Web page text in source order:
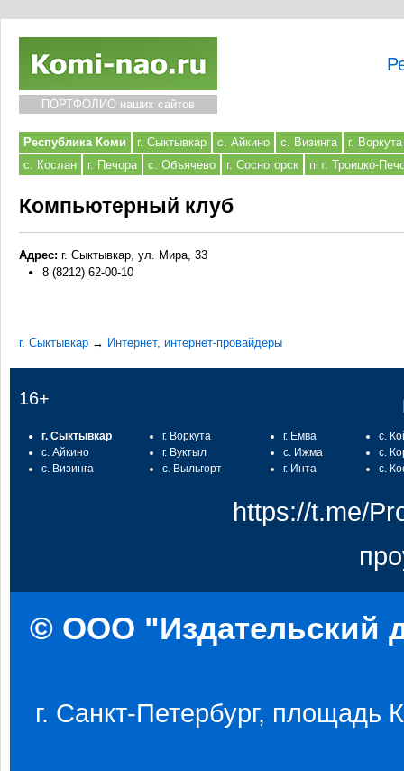
ПОРТФОЛИО наших сайтов
Республика Коми г. Сыктывкар с. Айкино с. Визинга
г. Воркута
с. Кослан
г. Печора с. Объячево г. Сосногорск пгт. Троицко-
Компьютерный клуб
Адрес: г. Сыктывкар, ул. Мира, 33
8 (8212) 62-00-10
г. Сыктывкар → Интернет, интернет-провайдеры
16+
г. Сыктывкар
с. Айкино
с. Визинга
г. Воркута
г. Вуктыл
с. Выльгорт
г. Емва
с. Ижма
г. Инта
с.
с.
с.
https://t.me/
© ООО "Издательский
г. Санкт-Петербург, площадь